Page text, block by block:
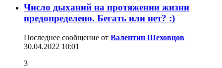
Число дыханий на протяжении жизни
предопределено. Бегать или нет? :)
Последнее сообщение от Валентин Шеховцов
30.04.2022 10:01
3